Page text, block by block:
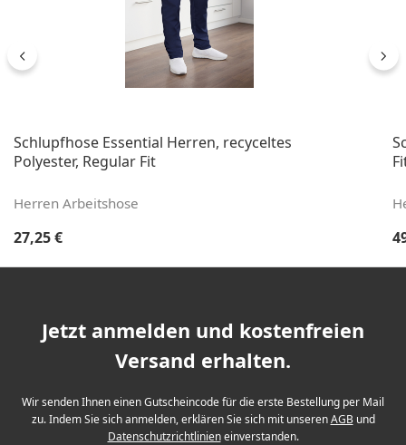
Schlupfhose Essential Herren, recyceltes
Polyester, Regular Fit
Herren Arbeitshose
Regulärer Preis:
27,25 €
Jetzt anmelden und kostenfreien
Versand erhalten.
Wir senden Ihnen einen Gutscheincode für die erste Bestellung per Mail
zu. Indem Sie sich anmelden, erklären Sie sich mit unserenAGBund
Datenschutzrichtlinieneinverstanden.